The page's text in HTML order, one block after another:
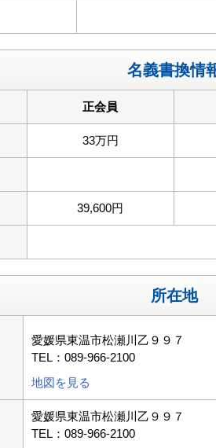
名義書換情
正会員
33万円
39,600円
所在地
愛媛県東温市松瀬川乙９９７
TEL：089-966-2100
地図を見る
愛媛県東温市松瀬川乙９９７
TEL：089-966-2100